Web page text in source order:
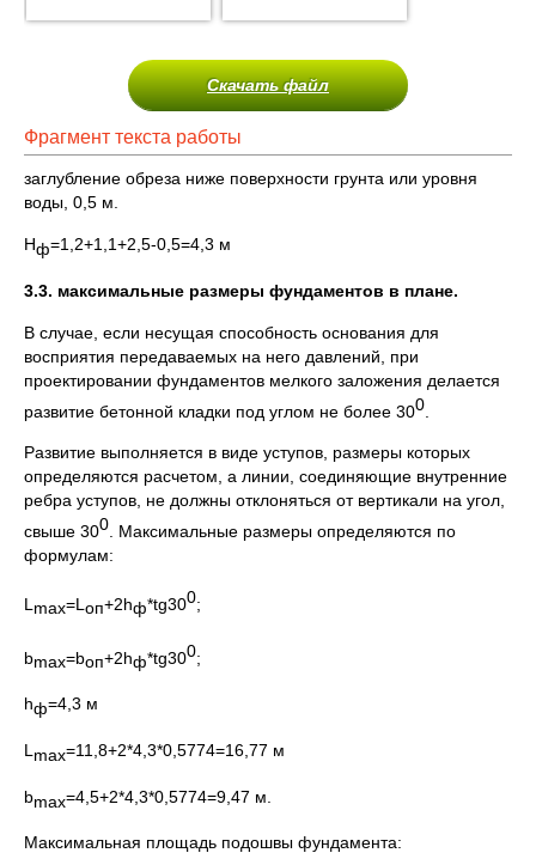
Скачать файл
Фрагмент текста работы
заглубление обреза ниже поверхности грунта или уровня
воды, 0,5 м.
Hф=1,2+1,1+2,5-0,5=4,3 м
3.3. максимальные размеры фундаментов в плане.
В случае, если несущая способность основания для
восприятия передаваемых на него давлений, при
проектировании фундаментов мелкого заложения делается
развитие бетонной кладки под углом не более 300
Развитие выполняется в виде уступов, размеры которых
определяются расчетом, а линии, соединяющие внутренние
ребра уступов, не должны отклоняться от вертикали на угол,
свыше 300 . Максимальные размеры определяются по
формулам:
L max=L оп+2hф*tg300;
bmax=bоп+2hф*tg300;
hф=4,3 м
L max=11,8+2*4,3*0,5774=16,77 м
bmax=4,5+2*4,3*0,5774=9,47 м.
Максимальная площадь подошвы фундамента: